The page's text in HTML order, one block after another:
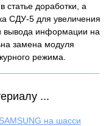
статье доработки, а
СДУ-5 для увеличения
вывода информации на
замена модуля
режима.
...
на шасси